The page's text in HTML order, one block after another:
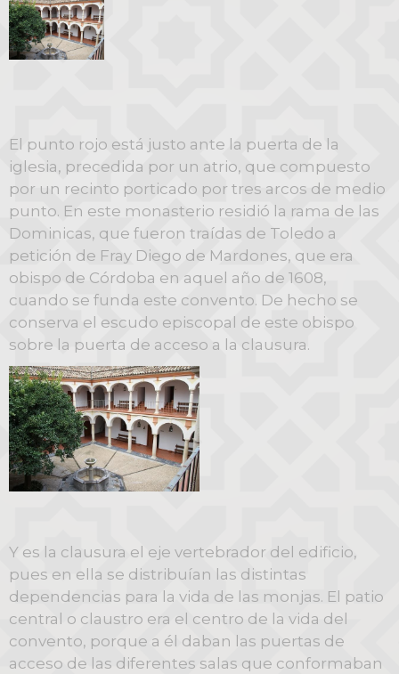
El punto rojo está justo ante la puerta de la
iglesia, precedida por un atrio, que compuesto
por un recinto porticado por tres arcos de medio
punto. En este monasterio residió la rama de las
Dominicas, que fueron traídas de Toledo a
petición de Fray Diego de Mardones, que era
obispo de Córdoba en aquel año de 1608,
cuando se funda este convento. De hecho se
conserva el escudo episcopal de este obispo
sobre la puerta de acceso a la clausura.
Y es la clausura el eje vertebrador del edificio,
pues en ella se distribuían las distintas
dependencias para la vida de las monjas. El patio
central o claustro era el centro de la vida del
convento, porque a él daban las puertas de
acceso de las diferentes salas que conformaban